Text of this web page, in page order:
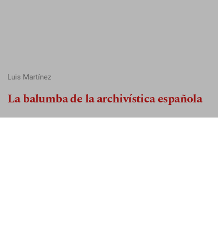
Luis Martínez
La balumba de la archivística española